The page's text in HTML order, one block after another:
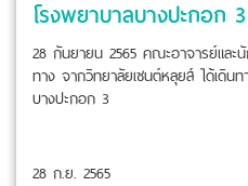
28 กันยายน 2565 คณะอาจารย์และ
ทาง จากวิทยาลัยเซนต์หลุยส์ ได้เดิ
บางปะกอก 3
28 ก.ย. 2565